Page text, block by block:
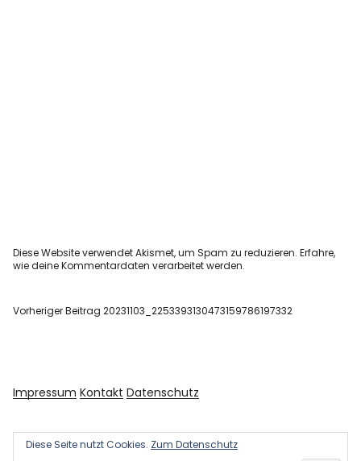
Diese Website verwendet Akismet, um Spam zu reduzieren.Erfahre,
wie deine Kommentardaten verarbeitet werden.
Vorheriger Beitrag 20231103_2253393130473159786197332
Impressum Kontakt Datenschutz
Diese Seite nutzt Cookies. Zum Datenschutz